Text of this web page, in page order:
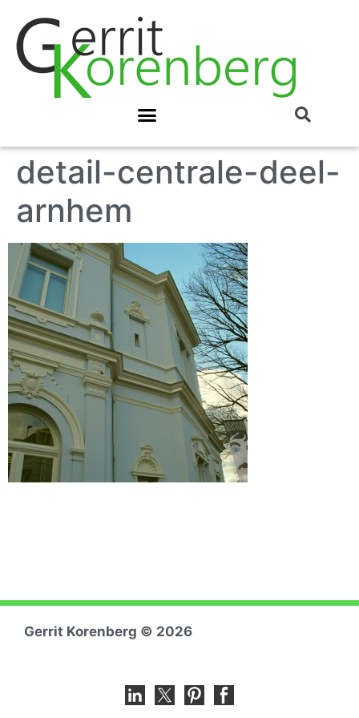
detail-centrale-deel-
arnhem
Gerrit Korenberg © 2026